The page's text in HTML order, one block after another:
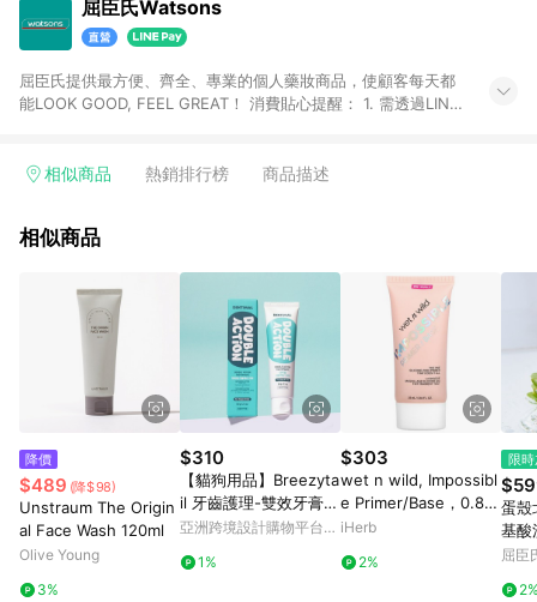
屈臣氏Watsons
屈臣氏提供最方便、齊全、專業的個人藥妝商品，使顧客每天都
能LOOK GOOD, FEEL GREAT！ 消費貼心提醒： 1. 需透過LINE
下單，每筆交易前請確認有經過LINE購物跳轉頁才符合返點資
數將於廠商出貨後30天前後發送。5.屈臣氏保留365天訂單記
單資格確認。 6.欲透過APP導購跳轉前往活動頁之用戶，煩請更
新屈臣氏APP至版本26010.4.0。
相似商品 熱銷排行榜 商品描述
相似商品
降價
$489 (降$98)
Unstraum The Origin
al Face Wash 120ml
Olive Young
3%
$310
【貓狗用品】Breezyta
il 牙齒護理-雙效牙膏 6
0g
亞洲跨境設計購物平台
1%
$303
wet n wild, Impossibl
e Primer/Base，0.84
液量盎司（25 毫升）
iHerb
2%
限
蛋殼
基酸
屈臣